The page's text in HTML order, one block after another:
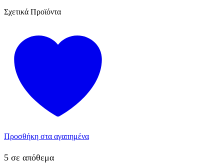
Σχετικά Προϊόντα
Προσθήκη στα αγαπημένα
5 σε απόθεμα